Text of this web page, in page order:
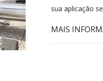
sua aplicação
MAIS